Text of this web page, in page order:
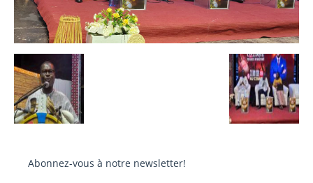
Abonnez-vous à notre newsletter!